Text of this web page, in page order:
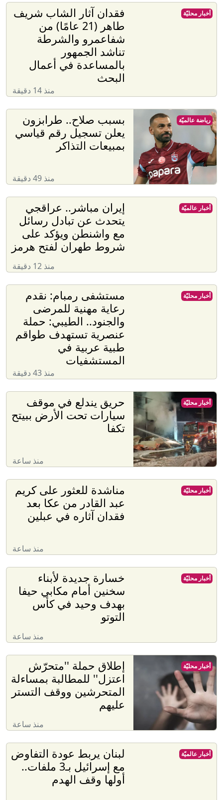
فقدان آثار الشاب شريف
طاهر (21 عامًا) من
شفاعمرو والشرطة
تناشد الجمهور
بالمساعدة في أعمال
البحث
منذ 14 دقيقة
أخبار محليّة
بسبب صلاح.. طرابزون
يعلن تسجيل رقم قياسي
بمبيعات التذاكر
منذ 49 دقيقة
رياضة عالميّة
إيران مباشر.. عراقجي
يتحدث عن تبادل رسائل
مع واشنطن ويؤكد على
شروط طهران لفتح هرمز
منذ 12 دقيقة
أخبار عالميّة
مستشفى رمبام: نقدم
رعاية مهنية للمرضى
والجنود.. الطيبي: حملة
عنصرية تستهدف طواقم
طبية عربية في
المستشفيات
منذ 43 دقيقة
أخبار محليّة
حريق يندلع في موقف
سيارات تحت الأرض ببيتح
تكفا
منذ ساعة
أخبار محليّة
مناشدة للعثور على كريم
عبد القادر من عكا بعد
فقدان آثاره في عبلين
منذ ساعة
أخبار محليّة
خسارة جديدة لأبناء
سخنين أمام مكابي حيفا
بهدف وحيد في كأس
التوتو
منذ ساعة
أخبار محليّة
إطلاق حملة ''متحرّش
اعتزل'' للمطالبة بمساءلة
المتحرشين ووقف التستر
عليهم
منذ ساعة
أخبار محليّة
لبنان يربط عودة التفاوض
مع إسرائيل بـ3 ملفات..
أولها وقف الهدم
أخبار عالميّة